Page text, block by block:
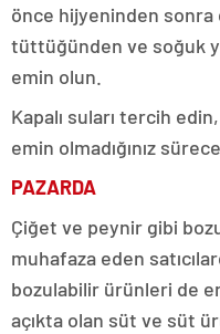
önce hijyeninden sonra
tüttüğünden ve soğuk
emin olun.
Kapalı suları tercih
emin olmadığınız
PAZARDA
Çiğet ve peynir gibi
muhafaza eden
bozulabilir ürünleri de
açıkta olan süt ve süt